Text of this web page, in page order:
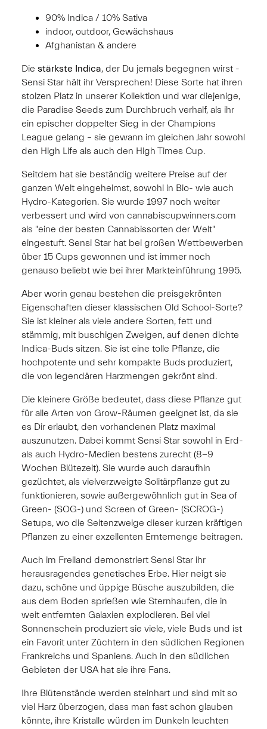
90% Indica / 10% Sativa
indoor, outdoor, Gewächshaus
Afghanistan & andere
Die stärkste Indica, der Du jemals begegnen wirst -
Sensi Star hält ihr Versprechen! Diese Sorte hat ihren
stolzen Platz in unserer Kollektion und war diejenige,
die Paradise Seeds zum Durchbruch verhalf, als ihr
ein epischer doppelter Sieg in der Champions
League gelang – sie gewann im gleichen Jahr sowohl
den High Life als auch den High Times Cup.
Seitdem hat sie beständig weitere Preise auf der
ganzen Welt eingeheimst, sowohl in Bio- wie auch
Hydro-Kategorien. Sie wurde 1997 noch weiter
verbessert und wird von cannabiscupwinners.com
als "eine der besten Cannabissorten der Welt"
eingestuft. Sensi Star hat bei großen Wettbewerben
über 15 Cups gewonnen und ist immer noch
genauso beliebt wie bei ihrer Markteinführung 1995.
Aber worin genau bestehen die preisgekrönten
Eigenschaften dieser klassischen Old School-Sorte?
Sie ist kleiner als viele andere Sorten, fett und
stämmig, mit buschigen Zweigen, auf denen dichte
Indica-Buds sitzen. Sie ist eine tolle Pflanze, die
hochpotente und sehr kompakte Buds produziert,
die von legendären Harzmengen gekrönt sind.
Die kleinere Größe bedeutet, dass diese Pflanze gut
für alle Arten von Grow-Räumen geeignet ist, da sie
es Dir erlaubt, den vorhandenen Platz maximal
auszunutzen. Dabei kommt Sensi Star sowohl in Erd-
als auch Hydro-Medien bestens zurecht (8-9
Wochen Blütezeit). Sie wurde auch daraufhin
gezüchtet, als vielverzweigte Solitärpflanze gut zu
funktionieren, sowie außergewöhnlich gut in Sea of
Green- (SOG-) und Screen of Green- (SCROG-)
Setups, wo die Seitenzweige dieser kurzen kräftigen
Pflanzen zu einer exzellenten Erntemenge beitragen.
Auch im Freiland demonstriert Sensi Star ihr
herausragendes genetisches Erbe. Hier neigt sie
dazu, schöne und üppige Büsche auszubilden, die
aus dem Boden sprießen wie Sternhaufen, die in
weit entfernten Galaxien explodieren. Bei viel
Sonnenschein produziert sie viele, viele Buds und ist
ein Favorit unter Züchtern in den südlichen Regionen
Frankreichs und Spaniens. Auch in den südlichen
Gebieten der USA hat sie ihre Fans.
Ihre Blütenstände werden steinhart und sind mit so
viel Harz überzogen, dass man fast schon glauben
könnte, ihre Kristalle würden im Dunkeln leuchten